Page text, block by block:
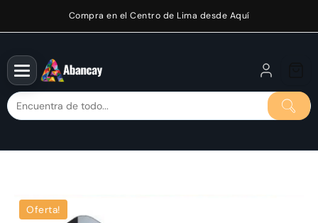
Compra en el Centro de Lima desde Aquí
Oferta!